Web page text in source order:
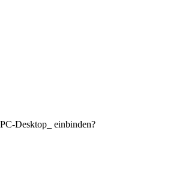
Desktop_ einbinden?